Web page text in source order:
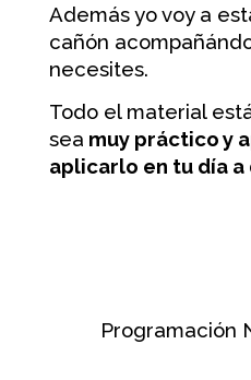
Además yo voy a
cañón
necesites.
Todo el material
sea muy práctico y
aplicarlo en tu día a
Programación